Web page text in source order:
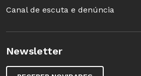
Canal de escuta e denúncia
Newsletter